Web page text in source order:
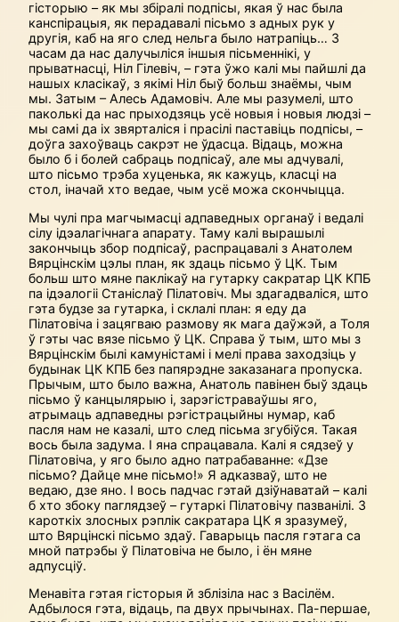
гісторыю – як мы збіралі подпісы, якая ў нас была
канспірацыя, як перадавалі пісьмо з адных рук у
другія, каб на яго след нельга было натрапіць… З
часам да нас далучыліся іншыя пісьменнікі, у
прыватнасці, Ніл Гілевіч, – гэта ўжо калі мы пайшлі да
нашых класікаў, з якімі Ніл быў больш знаёмы, чым
мы. Затым – Алесь Адамовіч. Але мы разумелі, што
паколькі да нас прыходзяць усё новыя і новыя людзі –
мы самі да іх звярталіся і прасілі паставіць подпісы, –
доўга захоўваць сакрэт не ўдасца. Відаць, можна
было б і болей сабраць подпісаў, але мы адчувалі,
што пісьмо трэба хуценька, як кажуць, класці на
стол, іначай хто ведае, чым усё можа скончыцца.
Мы чулі пра магчымасці адпаведных органаў і ведалі
сілу ідэалагічнага апарату. Таму калі вырашылі
закончыць збор подпісаў, распрацавалі з Анатолем
Вярцінскім цэлы план, як здаць пісьмо ў ЦК. Тым
больш што мяне паклікаў на гутарку сакратар ЦК КПБ
па ідэалогіі Станіслаў Пілатовіч. Мы здагадваліся, што
гэта будзе за гутарка, і склалі план: я еду да
Пілатовіча і зацягваю размову як мага даўжэй, а Толя
ў гэты час вязе пісьмо ў ЦК. Справа ў тым, што мы з
Вярцінскім былі камуністамі і мелі права заходзіць у
будынак ЦК КПБ без папярэдне заказанага пропуска.
Прычым, што было важна, Анатоль павінен быў здаць
пісьмо ў канцылярыю і, зарэгістраваўшы яго,
атрымаць адпаведны рэгістрацыйны нумар, каб
пасля нам не казалі, што след пісьма згубіўся. Такая
вось была задума. І яна спрацавала. Калі я сядзеў у
Пілатовіча, у яго было адно патрабаванне: «Дзе
пісьмо? Дайце мне пісьмо!» Я адказваў, што не
ведаю, дзе яно. І вось падчас гэтай дзіўнаватай – калі
б хто збоку паглядзеў – гутаркі Пілатовічу пазванілі. З
кароткіх злосных рэплік сакратара ЦК я зразумеў,
што Вярцінскі пісьмо здаў. Гаварыць пасля гэтага са
мной патрэбы ў Пілатовіча не было, і ён мяне
адпусціў.
Менавіта гэтая гісторыя й зблізіла нас з Васілём.
Адбылося гэта, відаць, па двух прычынах. Па-першае,